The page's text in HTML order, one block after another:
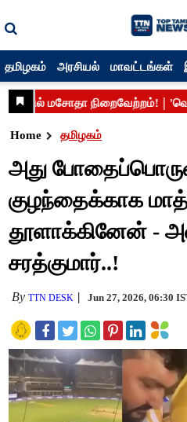
தமிழகம் அரசியல் மாவட்டங்கள்
Home தமிழகம்
அது
குழந்தைக்காக
தூளாக்கினேன் -
சரத்குமார்..!
ByTTN DESK Jun 27, 2026, 06:30